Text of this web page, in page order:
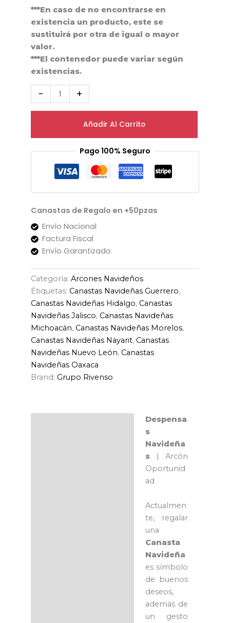
***En caso de no encontrarse en
existencia un producto, este se
sustituirá por otra de igual o mayor
valor.
***El contenedor puede variar según
existencias.
- +
Añadir Al Carrito
Pago 100% Seguro
Canastas de Regalo en +50pzas
Envío Nacional
Factura Fiscal
Envío Garantizado
Categoría: Arcones Navideños
Etiquetas: Canastas Navideñas Guerrero,
Canastas Navideñas Hidalgo, Canastas
Navideñas Jalisco, Canastas Navideñas
Michoacán, Canastas Navideñas Morelos,
Canastas Navideñas Nayarit, Canastas
Navideñas Nuevo León, Canastas
Navideñas Oaxaca
Brand: Grupo Rivenso
Despensa
s
Navideña
s| Arcón
Oportunid
ad
Actualmen
te, regalar
una
Canasta
Navideña
es símbolo
de buenos
deseos,
además de
un gesto